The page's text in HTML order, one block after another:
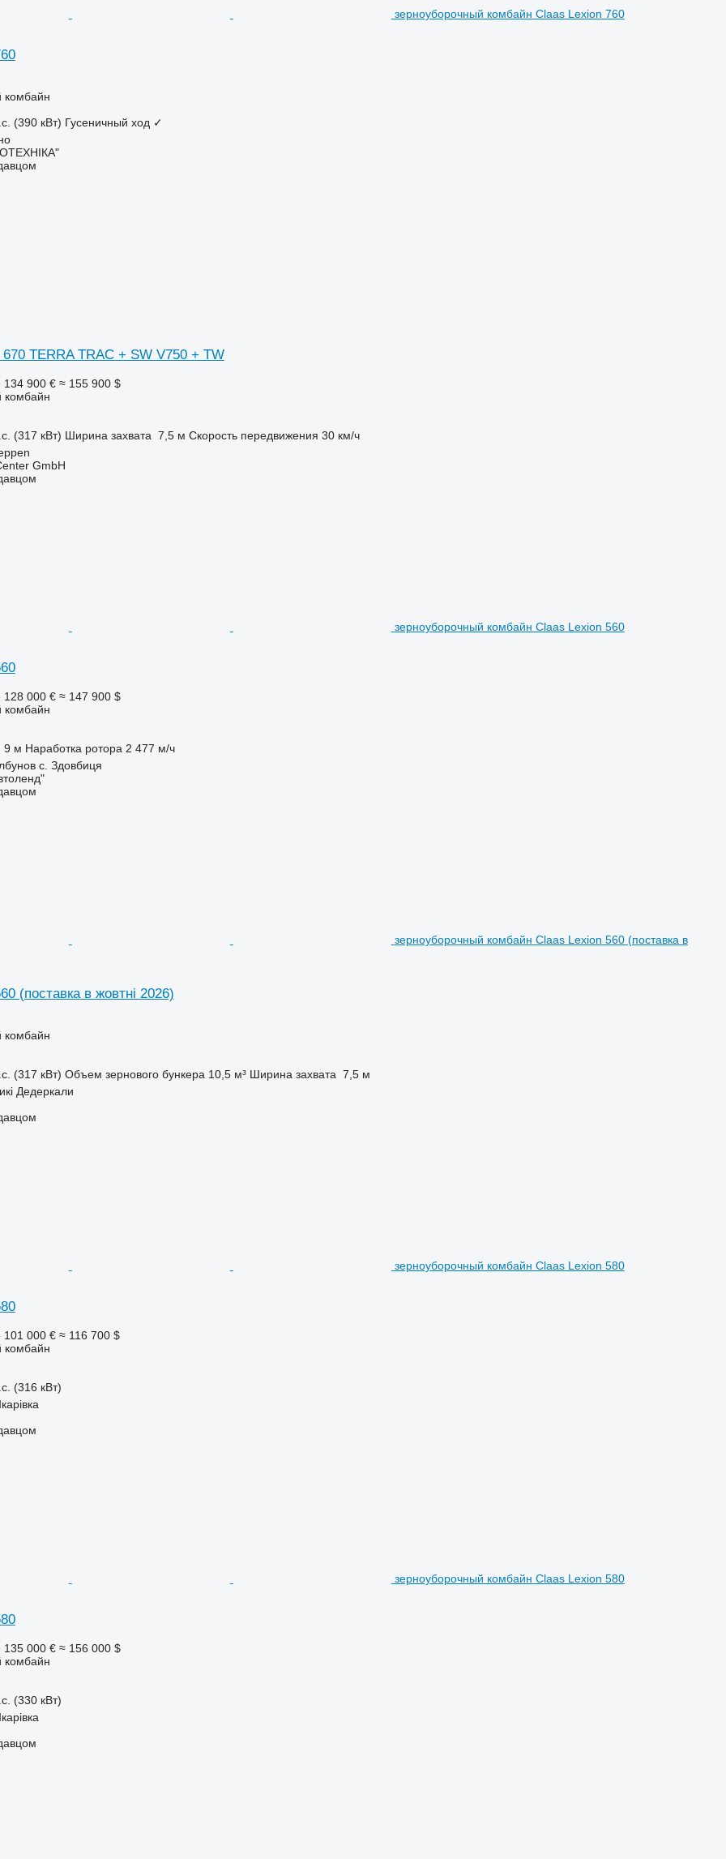
зерноуборочный комбайн Claas Lexion 760
комбайн
(390 кВт) Гусеничный ход ✓
TERRA TRAC + SW V750 + TW
134 900 € ≈ 155 900 $
комбайн
(317 кВт) Ширина захвата 7,5 м Скорость передвижения 30 км/ч
GmbH
зерноуборочный комбайн Claas Lexion 560
128 000 € ≈ 147 900 $
комбайн
9 м Наработка ротора 2 477 м/ч
с. Здовбиця
зерноуборочный комбайн Claas Lexion 560 (поставка в
(поставка в жовтні 2026)
комбайн
(317 кВт) Объем зернового бункера 10,5 м³ Ширина захвата 7,5 м
Дедеркали
зерноуборочный комбайн Claas Lexion 580
101 000 € ≈ 116 700 $
комбайн
(316 кВт)
зерноуборочный комбайн Claas Lexion 580
135 000 € ≈ 156 000 $
комбайн
(330 кВт)